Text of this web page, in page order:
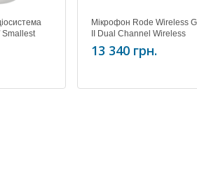
Smallest
Мікрофон Rode Wireless
II Dual Channel Wireless
Microphone System
13 340 грн.